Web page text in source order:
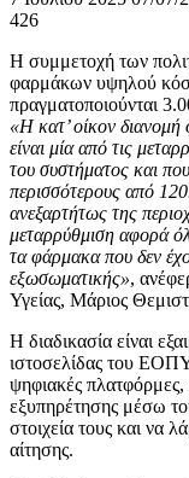
426
Η συμμετοχή των
φαρμάκων υψηλού
πραγματοποιούνται
«Η κατ’ οίκον
είναι μία από τις
του συστήματος και
περισσότερους από
ανεξαρτήτως της
μεταρρύθμιση αφορά
τα φάρμακα που δεν
εξωσωματικής»,
Υγείας, Μάριος
Η διαδικασία είναι
ιστοσελίδας του
ψηφιακές πλατφόρμες,
εξυπηρέτησης μέσω
στοιχεία τους και να
αίτησης.